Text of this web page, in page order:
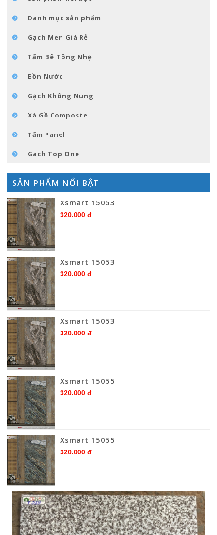
LIÊN HỆDanh mục sản phẩm
Gạch Men Giá Rẻ
Tấm Bê Tông Nhẹ
Bồn Nước
Gạch Không Nung
Xà Gồ Composte
Tấm Panel
Gach Top One
SẢN PHẨM NỔI BẬT
Xsmart 15053
320.000 đ
Xsmart 15053
320.000 đ
Xsmart 15053
320.000 đ
Xsmart 15055
320.000 đ
Xsmart 15055
320.000 đ